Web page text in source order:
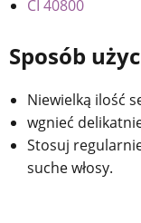
CI 40800
Sposób
Niewielką ilość
wgnieć
Stosuj
suche włosy.